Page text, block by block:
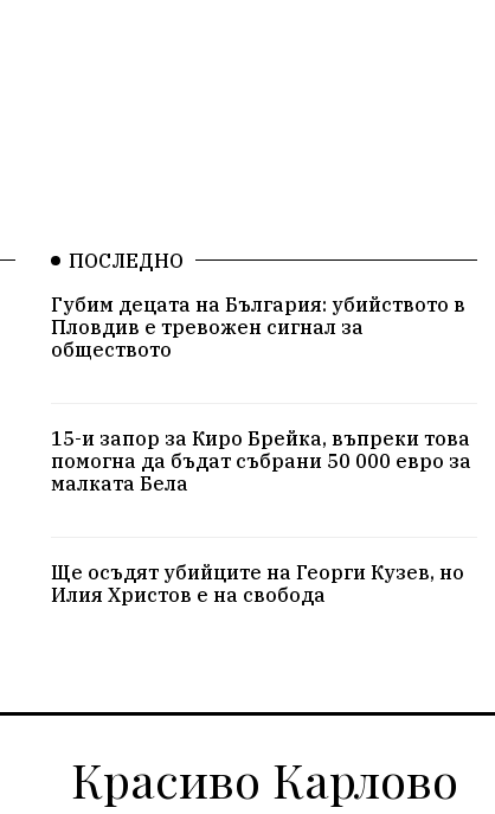
ПОСЛЕДНО
Губим децата на България: убийството в
Пловдив е тревожен сигнал за
обществото
15-и запор за Киро Брейка, въпреки това
помогна да бъдат събрани 50 000 евро за
малката Бела
Ще осъдят убийците на Георги Кузев, но
Илия Христов е на свобода
Красиво Карлово